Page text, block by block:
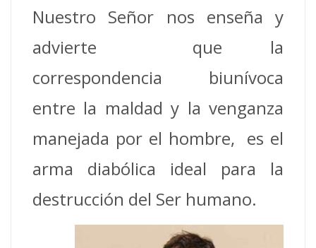
Nuestro Señor nos enseña y
advierte que la
correspondencia biunívoca
entre la maldad y la venganza
manejada por el hombre, es el
arma diabólica ideal para la
destrucción del Ser humano.